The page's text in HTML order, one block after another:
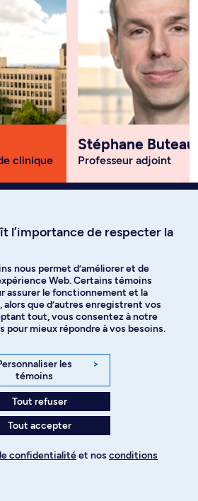
clinique
Stéphane Buteau
Professeur adjoint
d’avance en
qu’on a écrit sur le
dans cette discipline
l’importance de respecter la
nous permet d’améliorer et de
Web. Certains témoins
assurer le fonctionnement et la
que d’autres enregistrent vos
tout, vous consentez à notre
mieux répondre à vos besoins.
les
témoins
>
Tout refuser
Tout accepter
confidentialitéet nos conditions